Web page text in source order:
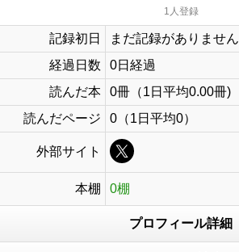
1人登録
記録初日
まだ記録がありません
経過日数
0日経過
読んだ本
0冊（1日平均0.00冊)
読んだページ
0（1日平均0）
外部サイト
本棚 0棚
プロフィール詳細